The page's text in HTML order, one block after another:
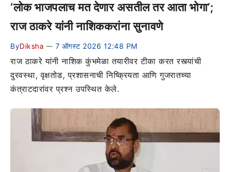
‘लोक भाजपलाच मत देणार असतील तर आता भोगा’;
राज ठाकरे यांनी नाशिककरांना सुनावणे
ByDiksha — 7 ऑगस्ट 2026 12:48 PM
राज ठाकरे यांनी नाशिक कुंभमेळा तयारीवर टीका करत रस्त्यांची
दुरवस्था, वृक्षतोड, प्रशासनाची निष्क्रियता आणि गुजरातच्या
कंत्राटदारांवर प्रश्न उपस्थित केले.